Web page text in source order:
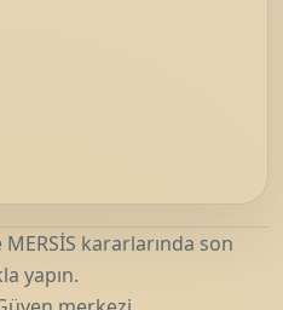
kararlarında son
yapın.